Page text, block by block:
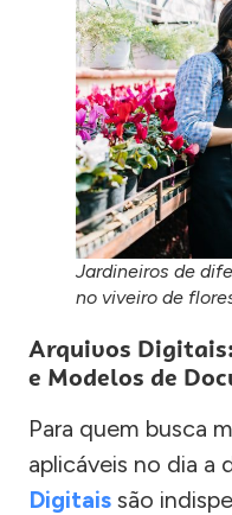
Jardineiros de
no viveiro de
Arquivos
e Modelos de
Para quem busca
aplicáveis no dia a
Digitais são